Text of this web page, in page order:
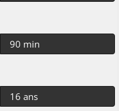
90 min
16 ans